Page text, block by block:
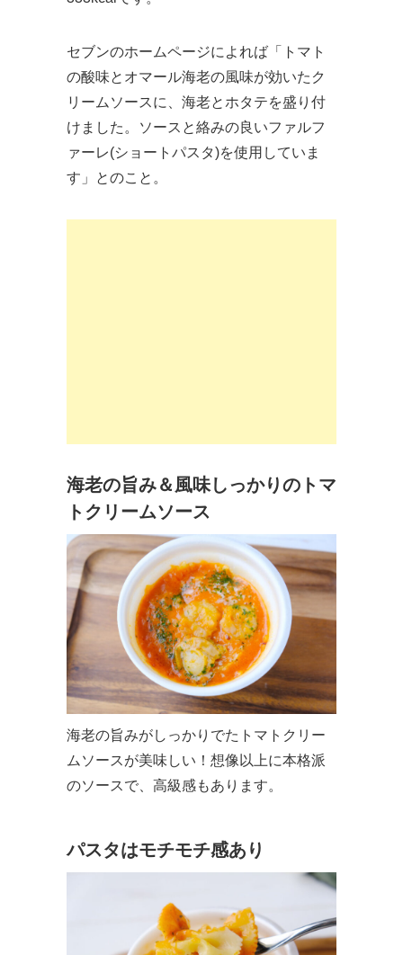
セブンのホームページによれば「トマト
の酸味とオマール海老の風味が効いたク
リームソースに、海老とホタテを盛り付
けました。ソースと絡みの良いファルフ
ァーレ(ショートパスタ)を使用していま
す」とのこと。
海老の旨み＆風味しっかりのトマ
トクリームソース
海老の旨みがしっかりでたトマトクリー
ムソースが美味しい！想像以上に本格派
のソースで、高級感もあります。
パスタはモチモチ感あり